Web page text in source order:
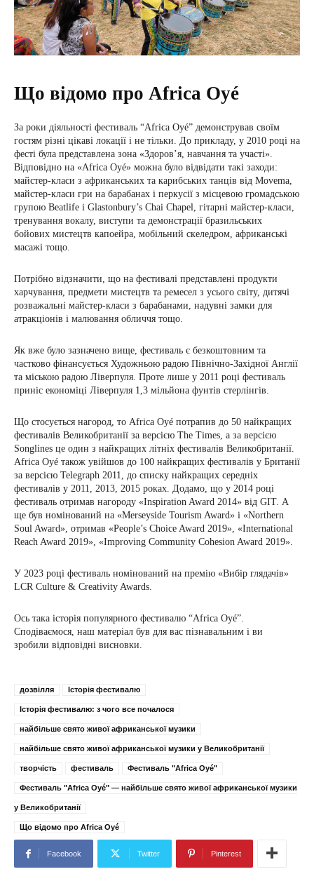
Що відомо про Africa Oyé
За роки діяльності фестиваль “Africa Oyé” демонстрував своїм
гостям різні цікаві локації і не тільки. До прикладу, у 2010 році на
фесті була представлена зона «Здоров’я, навчання та участі».
Відповідно на «Africa Oyé» можна було відвідати такі заходи:
майстер-класи з африканських та карибських танців від Movema,
майстер-класи гри на барабанах і перкусії з місцевою громадською
групою Beatlife і Glastonbury’s Chai Chapel, гітарні майстер-класи,
тренування вокалу, виступи та демонстрації бразильських
бойових мистецтв капоейра, мобільний скеледром, африканські
масажі тощо.
Потрібно відзначити, що на фестивалі представлені продукти
харчування, предмети мистецтв та ремесел з усього світу, дитячі
розважальні майстер-класи з барабанами, надувні замки для
атракціонів і малювання обличчя тощо.
Як вже було зазначено вище, фестиваль є безкоштовним та
частково фінансується Художньою радою Північно-Західної Англії
та міською радою Ліверпуля. Проте лише у 2011 році фестиваль
приніс економіці Ліверпуля 1,3 мільйона фунтів стерлінгів.
Що стосується нагород, то Africa Oyé потрапив до 50 найкращих
фестивалів Великобританії за версією The Times, а за версією
Songlines це один з найкращих літніх фестивалів Великобританії.
Africa Oyé також увійшов до 100 найкращих фестивалів у Британії
за версією Telegraph 2011, до списку найкращих середніх
фестивалів у 2011, 2013, 2015 роках. Додамо, що у 2014 році
фестиваль отримав нагороду «Inspiration Award 2014» від GIT. А
ще був номінований на «Merseyside Tourism Award» і «Northern
Soul Award», отримав «People’s Choice Award 2019», «International
Reach Award 2019», «Improving Community Cohesion Award 2019».
У 2023 році фестиваль номінований на премію «Вибір глядачів»
LCR Culture & Creativity Awards.
Ось така історія популярного фестивалю “Africa Oyé”.
Сподіваємося, наш матеріал був для вас пізнавальним і ви
зробили відповідні висновки.
дозвілля Історія фестивалю
Історія фестивалю: з чого все почалося
найбільше свято живої африканської музики
найбільше свято живої африканської музики у Великобританії
творчість фестиваль Фестиваль "Africa Oyé"
Фестиваль "Africa Oyé" — найбільше свято живої африканської музики
у Великобританії
Що відомо про Africa Oyé
Facebook Twitter Pinterest